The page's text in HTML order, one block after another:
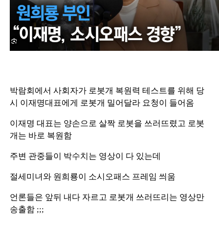
박람회에서 사회자가 로봇개 복원력 테스트를 위해 당
시 이재명대표에게 로봇개 밀어달라 요청이 들어옴
이재명 대표는 양손으로 살짝 로봇을 쓰러뜨렸고 로봇
개는 바로 복원함
주변 관중들이 박수치는 영상이 다 있는데
절세미녀와 원희룡이 소시오패스 프레임 씌움
언론들은 앞뒤 내다 자르고 로봇개 쓰러뜨리는 영상만
송출함 ;;;